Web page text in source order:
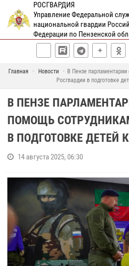
РОСГВАРДИЯ
Управление Федеральной
национальной гвардии
Федерации по Пензенской
Главная Новости
В Пензе
Росгвардии в подготовке
В ПЕНЗЕ
ПОМОЩЬ
В ПОДГОТОВКЕ ДЕТЕЙ
14 августа 2025, 06:30